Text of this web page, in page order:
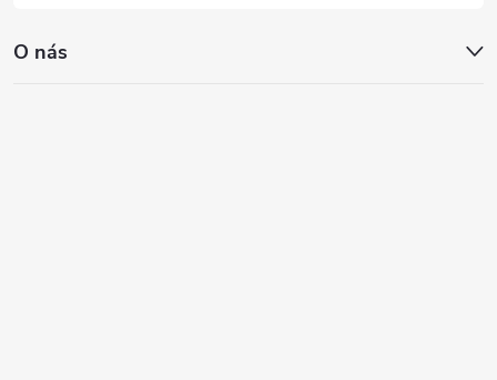
O nás